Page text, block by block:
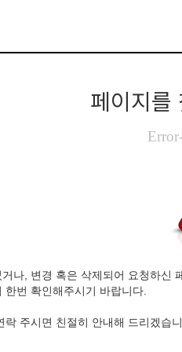
페이지를
나, 변경 혹은 삭제되어 요청하신
번 확인해주시기 바랍니다.
락 주시면 친절히 안내해 드리겠습